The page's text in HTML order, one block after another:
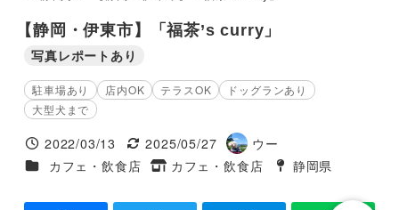
【静岡・伊東市】「福茶’s curry」
写真レポートあり
駐車場あり 店内OK テラスOK
ドッグランあり
大型犬まで
投稿日
2022/03/13
更新日
2025/05/27
著
者
ウー
施設ジャンル
カフェ・飲食店
タグ
カフェ・飲食店
タグ
静岡県